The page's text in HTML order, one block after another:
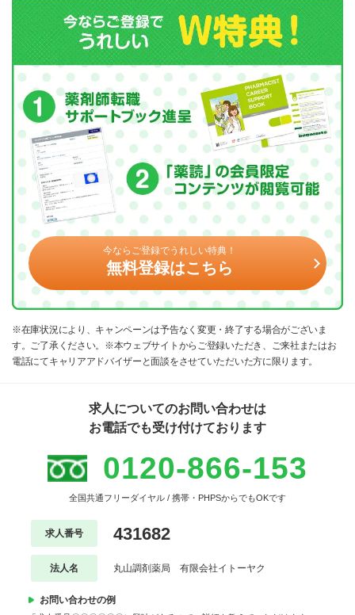
今ならご登録でうれしい特典！
無料登録はこちら
※在庫状況により、キャンペーンは予告なく変更・終了する場合がございま
す。ご了承ください。※本ウェブサイトからご登録いただき、ご来社またはお
電話にてキャリアアドバイザーと面談をさせていただいた方に限ります。
求人についてのお問い合わせは
お電話でも受け付けております
0120-866-153
全国共通フリーダイヤル / 携帯・PHPSからでもOKです
求人番号 431682
法人名 丸山調剤薬局 有限会社イトーヤク
お問い合わせの例